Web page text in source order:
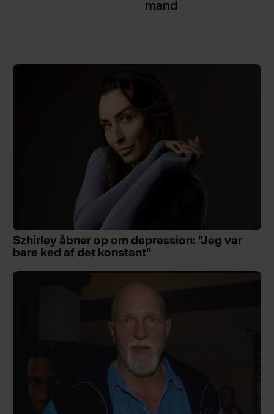
mand
Szhirley åbner op om depression: "Jeg var
bare ked af det konstant"